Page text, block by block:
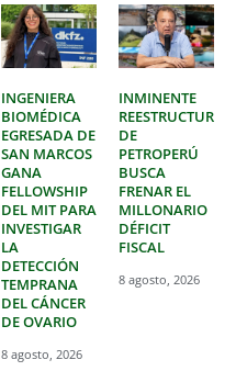
INGENIERA
BIOMÉDICA
EGRESADA DE
SAN MARCOS
GANA
FELLOWSHIP
DEL MIT PARA
INVESTIGAR
LA
DETECCIÓN
TEMPRANA
DEL CÁNCER
DE OVARIO
8 agosto, 2026
INMINENTE
DE
PETROPERÚ
BUSCA
FRENAR EL
MILLONARIO
DÉFICIT
FISCAL
8 agosto, 2026